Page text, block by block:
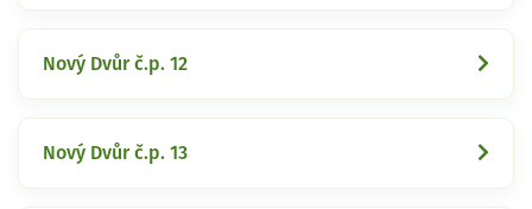
Nový Dvůr č.p. 12
Nový Dvůr č.p. 13